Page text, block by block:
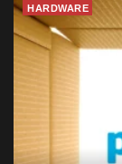
HARDWARE